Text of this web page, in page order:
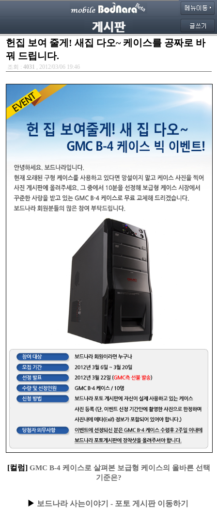
헌집 보여 줄게! 새집 다오~ 케이스를 공짜로 바
꿔 드립니다.
조회 : 4031 , 2012/03/06 19:46
[컬럼] GMC B-4 케이스로 살펴본 보급형 케이스의 올바른 선택
기준은?
▶ 보드나라 사는이야기 - 포토 게시판 이동하기